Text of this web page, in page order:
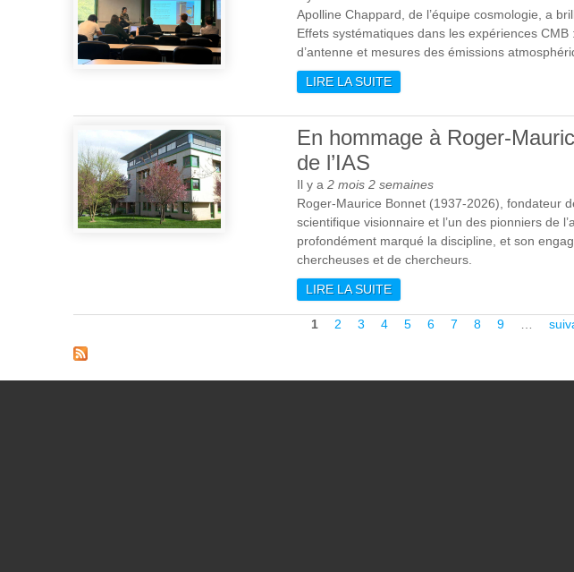
Apolline Chappard, de l’équipe cosmologie, a
Effets systématiques dans les expériences
d’antenne et mesures des émissions
LIRE LA SUITEDE APOLLINE CHAPPARD,
En hommage à Roger-
de l’IAS
Il y a 2 mois 2 semaines
Roger-Maurice Bonnet (1937-2026), fondateur
scientifique visionnaire et l’un des pionniers de
profondément marqué la discipline, et son
chercheuses et de chercheurs.
LIRE LA SUITEDE EN HOMMAGE À ROGER-
1 2 3 4 5 6 7 8 9